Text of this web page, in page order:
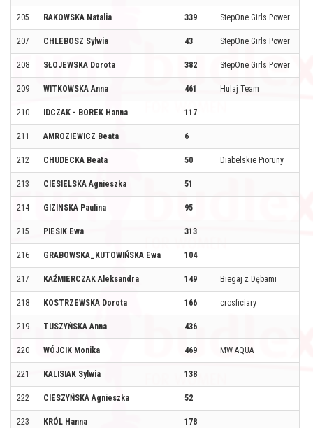
205 RAKOWSKA Natalia 339 StepOne Girls Power
207 CHLEBOSZ Sylwia 43 StepOne Girls Power
208 SŁOJEWSKA Dorota 382 StepOne Girls Power
209 WITKOWSKA Anna 461 Hulaj Team
210 IDCZAK - BOREK Hanna 117
211 AMROZIEWICZ Beata 6
212 CHUDECKA Beata 50 Diabelskie Pioruny
213 CIESIELSKA Agnieszka 51
214 GIZINSKA Paulina 95
215 PIESIK Ewa 313
216 GRABOWSKA_KUTOWIŃSKA Ewa 104
217 KAŹMIERCZAK Aleksandra 149 Biegaj z Dębami
218 KOSTRZEWSKA Dorota 166 crosficiary
219 TUSZYŃSKA Anna 436
220 WÓJCIK Monika 469 MW AQUA
221 KALISIAK Sylwia 138
222 CIESZYŃSKA Agnieszka 52
223 KRÓL Hanna 178